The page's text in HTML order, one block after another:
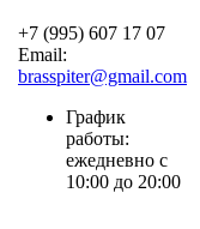
+7 (995) 607 17 07
Email:
brasspiter@gmail.com
График
работы:
ежедневно с
10:00 до 20:00